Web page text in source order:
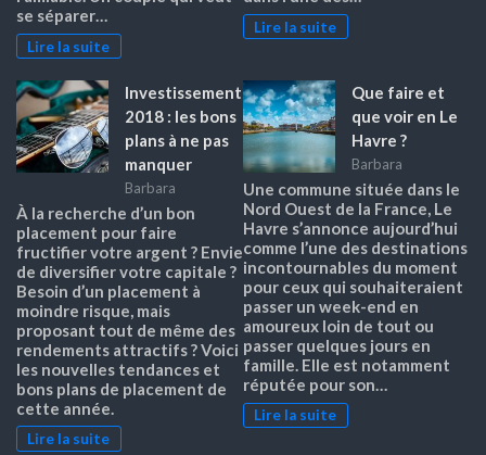
se séparer…
Lire la suite
Lire la suite
Investissement
2018 : les bons
plans à ne pas
manquer
Barbara
À la recherche d’un bon
placement pour faire
fructifier votre argent ? Envie
de diversifier votre capitale ?
Besoin d’un placement à
moindre risque, mais
proposant tout de même des
rendements attractifs ? Voici
les nouvelles tendances et
bons plans de placement de
cette année.
Lire la suite
Que faire et
que voir en Le
Havre ?
Barbara
Une commune située dans le
Nord Ouest de la France, Le
Havre s’annonce aujourd’hui
comme l’une des destinations
incontournables du moment
pour ceux qui souhaiteraient
passer un week-end en
amoureux loin de tout ou
passer quelques jours en
famille. Elle est notamment
réputée pour son…
Lire la suite